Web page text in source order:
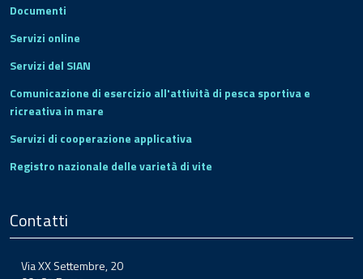
Documenti
Servizi online
Servizi del SIAN
Comunicazione di esercizio all'attività di pesca sportiva e
ricreativa in mare
Servizi di cooperazione applicativa
Registro nazionale delle varietà di vite
Contatti
Via XX Settembre, 20